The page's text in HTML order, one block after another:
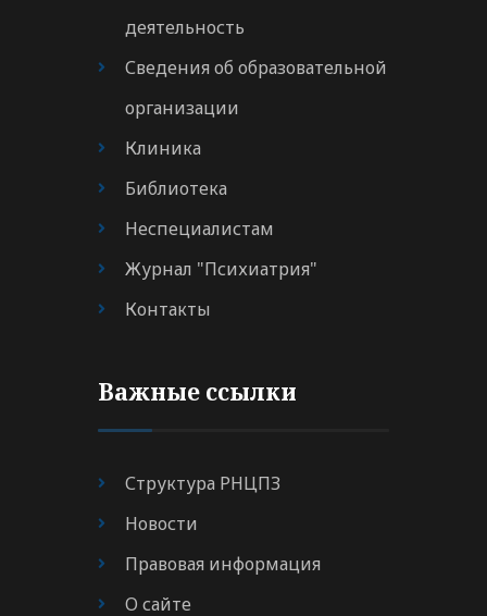
деятельность
Сведения об образовательной
организации
Клиника
Библиотека
Неспециалистам
Журнал "Психиатрия"
Контакты
Важные ссылки
Структура РНЦПЗ
Новости
Правовая информация
О сайте